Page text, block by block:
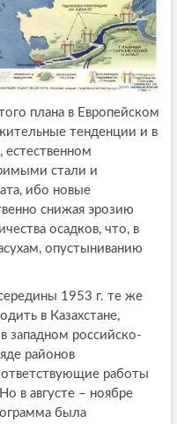
плана в Европейском
тенденции и в
естественном
стали и
ибо новые
снижая эрозию
осадков, что, в
опустыниванию
1953 г. те же
в Казахстане,
западном российско-
районов
работы
в августе – ноябре
была